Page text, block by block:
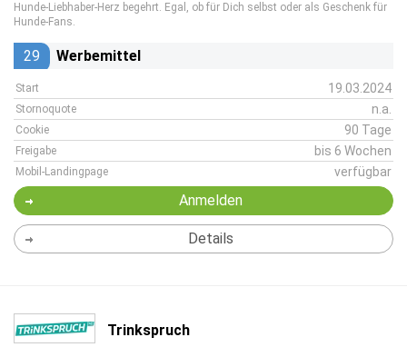
Hunde-Liebhaber-Herz begehrt. Egal, ob für Dich selbst oder als Geschenk für
Hunde-Fans.
29 Werbemittel
Start 19.03.2024
Stornoquote n.a.
Cookie 90 Tage
Freigabe bis 6 Wochen
Mobil-Landingpage verfügbar
Anmelden
Details
Trinkspruch